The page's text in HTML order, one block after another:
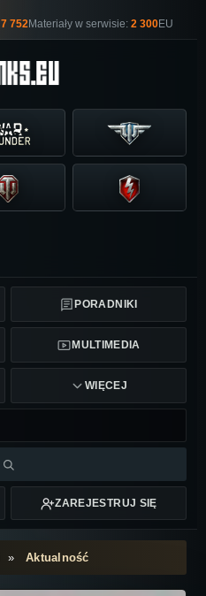
7 752Materiały w serwisie: 2 300EU
PORADNIKI
MULTIMEDIA
WIĘCEJ
ZAREJESTRUJ SIĘ
»Aktualność